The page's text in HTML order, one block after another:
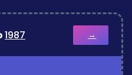
1987 →